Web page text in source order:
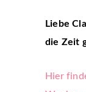
Liebe
die Zeit
Hier